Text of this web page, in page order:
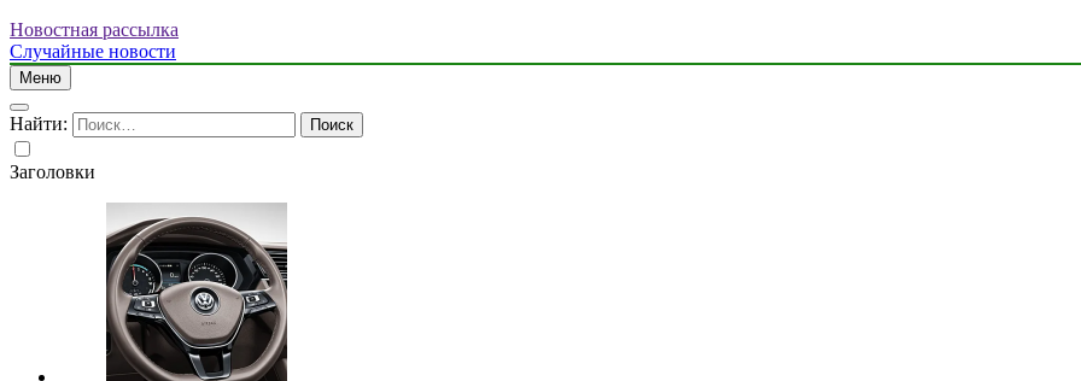
Новостная рассылка
Случайные новости
Меню
Найти:
Заголовки